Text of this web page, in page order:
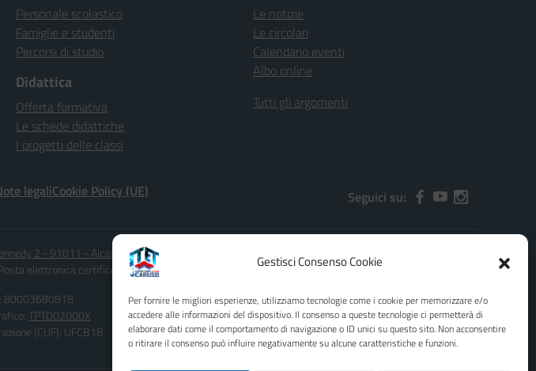
Gestisci Consenso Cookie
Per fornire le migliori esperienze, utilizziamo tecnologie come i cookie per memorizzare e/o
accedere alle informazioni del dispositivo. Il consenso a queste tecnologie ci permetterà di
elaborare dati come il comportamento di navigazione o ID unici su questo sito. Non acconsentire
o ritirare il consenso può influire negativamente su alcune caratteristiche e funzioni.
Personale scolastico
Famiglie e studenti
Percorsi di studio
Didattica
Offerta formativa
Le schede didattiche
I progetti delle classi
Le notizie
Le circolari
Calendario eventi
Albo online
Tutti gli argomenti
legaliCookie Policy (UE) Seguici su:
2 - 91011 - Alcamo (TP)
elettronica certificata (PEC):tptd02000x@pec.istruzione.it
80003680818
TPTD02000X
(CUF): UFCB1B